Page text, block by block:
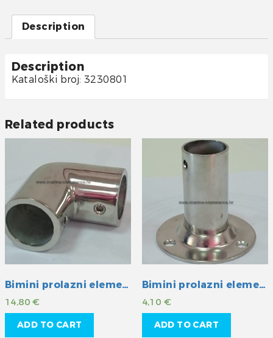
Description
Description
Kataloški broj: 3230801
Related products
Bimini prolazni element INOX 25 mm
14,80€
ADD TO CART
Bimini prolazni element INOX 22 mm
4,10 €
ADD TO CART